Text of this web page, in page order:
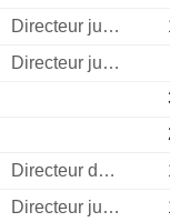
Directeur juridique
Directeur juridique
Directeur des operations
Directeur juridique